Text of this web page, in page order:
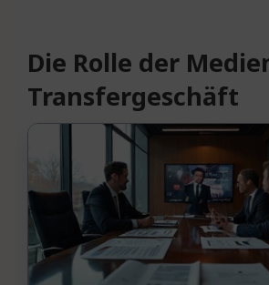
Die Rolle der
Transfergeschäft